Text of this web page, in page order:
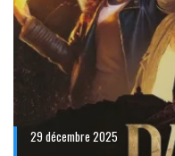
29 décembre 2025